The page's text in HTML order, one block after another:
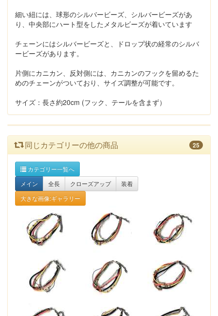
細い紐には、球形のシルバービーズ、シルバービーズがあ
り、中央部にハート型をしたメタルビーズが着いています
チェーンにはシルバービーズと、ドロップ状の経常のシルバ
ービーズがあります。
片側にカニカン、反対側には、カニカンのフックを留めるた
めのチェーンがついており、サイズ調整が可能です。
サイズ：長さ約20cm (フック、テールを含まず）
同じカテゴリーの他の商品 25
カテゴリー一覧へ
メイン
全長 クローズアップ
装着
大きな画像:ギャラリー